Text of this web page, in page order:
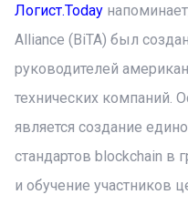
Логист.Today
Alliance (BiTA) был
руководителей
технических компаний.
является создание
стандартов blockchain в
и обучение участников